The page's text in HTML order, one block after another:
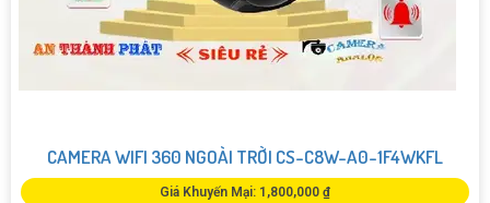
CAMERA WIFI 360 NGOÀI TRỜI CS-C8W-A0-1F4WKFL
Giá Khuyến Mại: 1,800,000 ₫